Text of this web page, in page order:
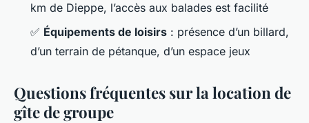
km de Dieppe, l’accès aux balades est facilité
✅ Équipements de loisirs : présence d’un billard,
d’un terrain de pétanque, d’un espace jeux
Questions fréquentes sur la location de
gîte de groupe